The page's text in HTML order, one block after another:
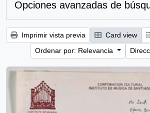
Opciones avanzadas de
Imprimir vista previa Card view
Ordenar por: Relevancia